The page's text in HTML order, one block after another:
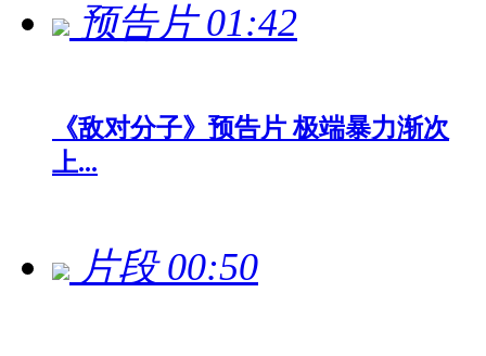
预告片 01:42
《敌对分子》预告片 极端暴力渐次
上...
片段 00:50